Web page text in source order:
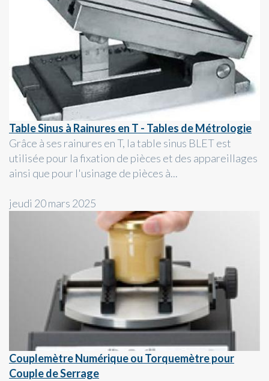
Table Sinus à Rainures en T - Tables de Métrologie
Grâce à ses rainures en T, la table sinus BLET est
utilisée pour la fixation de pièces et des appareillages
ainsi que pour l'usinage de pièces à...
jeudi 20 mars 2025
Couplemètre Numérique ou Torquemètre pour
Couple de Serrage